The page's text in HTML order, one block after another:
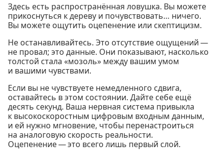
Здесь есть распространённая ловушка. Вы можете
прикоснуться к дереву и почувствовать… ничего.
Вы можете ощутить оцепенение или скептицизм.
Не останавливайтесь. Это отсутствие ощущений —
не провал; это данные. Они показывают, насколько
толстой стала «мозоль» между вашим умом
и вашими чувствами.
Если вы не чувствуете немедленного сдвига,
оставайтесь в этом состоянии. Дайте себе ещё
десять секунд. Ваша нервная система привыкла
к высокоскоростным цифровым входным данным,
и ей нужно мгновение, чтобы перенастроиться
на аналоговую скорость реальности.
Оцепенение — это всего лишь первый слой.